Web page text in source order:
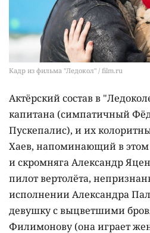
Кадр из фильма "Ледокол" / film.ru
Актёрский состав в
капитана (симпатичный
Пускепалис), и их
Хаев, напоминающий в
и скромняга Александр
пилот вертолёта,
исполнении Александра
девушку с выцветшими
Филимонову (она играет